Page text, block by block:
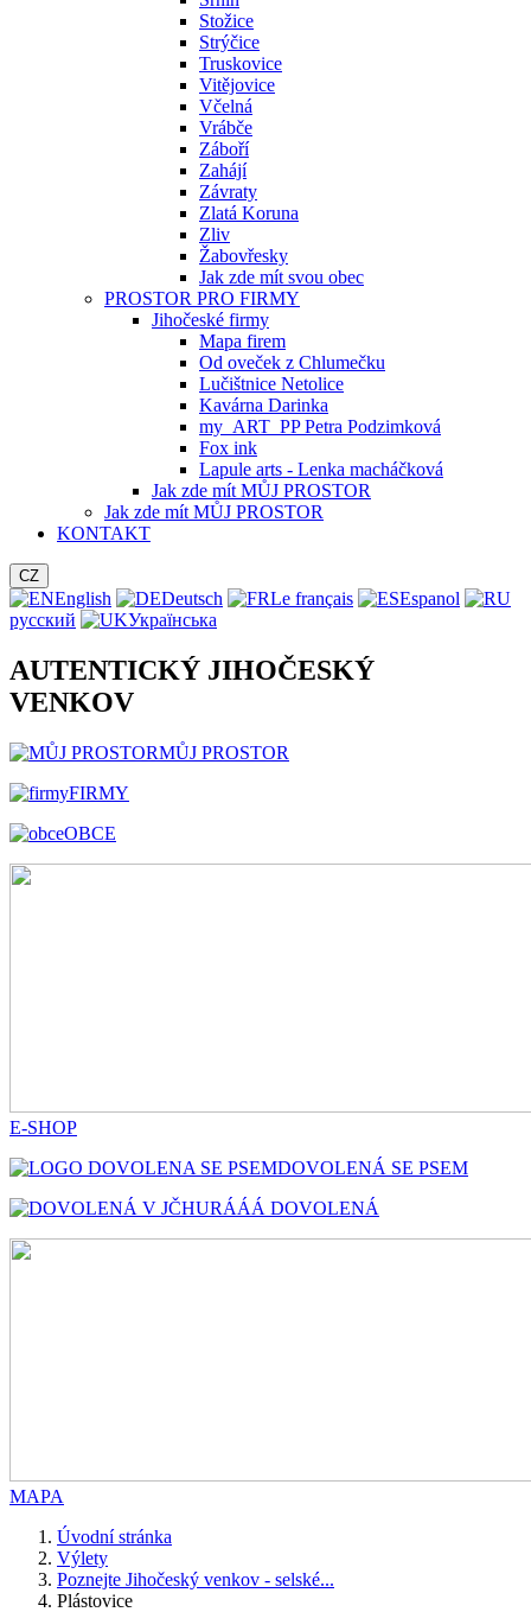
Stožice
Strýčice
Truskovice
Vitějovice
Včelná
Vrábče
Záboří
Zahájí
Závraty
Zlatá Koruna
Zliv
Žabovřesky
Jak zde mít svou obec
PROSTOR PRO FIRMY
Jihočeské firmy
Mapa firem
Od oveček z Chlumečku
Lučištnice Netolice
Kavárna Darinka
my_ART_PP Petra Podzimková
Fox ink
Lapule arts - Lenka macháčková
Jak zde mít MŮJ PROSTOR
Jak zde mít MŮJ PROSTOR
KONTAKT
CZ
English Deutsch Le français
Espanol
русский
Українська
AUTENTICKÝ JIHOČESKÝ
VENKOV
MŮJ PROSTOR
FIRMY
OBCE
E-SHOP
DOVOLENÁ SE PSEM
HURÁÁÁ DOVOLENÁ
MAPA
Úvodní stránka
Výlety
Poznejte Jihočeský venkov - selské...
Plástovice